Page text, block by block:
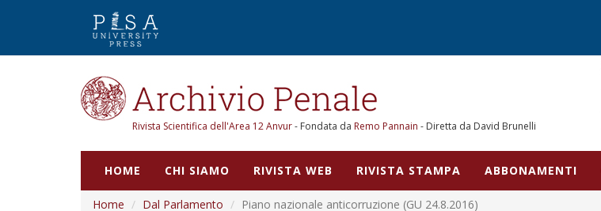
Rivista Scientifica dell'Area 12 Anvur- Fondata da Remo Pannain - Diretta da David Brunelli
HOME CHI SIAMO RIVISTA WEB RIVISTA STAMPA ABBONAMENTI
Home Dal Parlamento Piano nazionale anticorruzione (GU 24.8.2016)